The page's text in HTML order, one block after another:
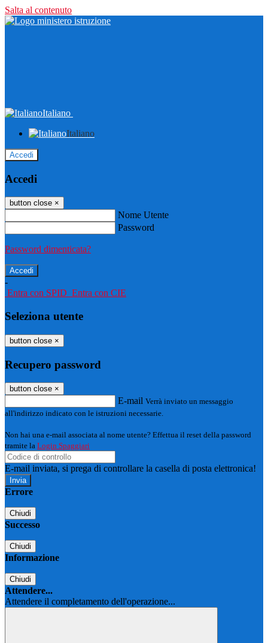
Salta al contenuto
Italiano
Italiano
Accedi
Accedi
button close ×
Nome Utente
Password
Password dimenticata?
-
Entra con SPID Entra con CIE
Seleziona utente
button close ×
Recupero password
button close ×
E-mail Verrà inviato un messaggio
all'indirizzo indicato con le istruzioni necessarie.
Non hai una e-mail associata al nome utente? Effettua il reset della password
tramite la Login Spaggiari
E-mail inviata, si prega di controllare la casella di posta elettronica!
Errore
Chiudi
Successo
Chiudi
Informazione
Chiudi
Attendere...
Attendere il completamento dell'operazione...